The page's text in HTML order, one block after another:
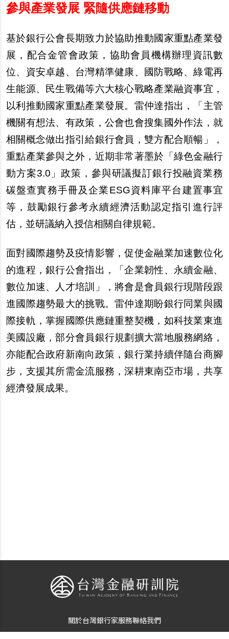
參與產業發展 緊隨供應鏈移動
基於銀行公會長期致力於協助推動國家重點產業發
展，配合金管會政策，協助會員機構辦理資訊數
位、資安卓越、台灣精準健康、國防戰略、綠電再
生能源、民生戰備等六大核心戰略產業融資事宜，
以利推動國家重點產業發展。雷仲達指出，「主管
機關有想法、有政策，公會也會搜集國外作法，就
相關概念做出指引給銀行會員，雙方配合順暢」，
重點產業參與之外，近期非常著墨於「綠色金融行
動方案3.0」政策，參與研議擬訂銀行投融資業務
碳盤查實務手冊及企業ESG資料庫平台建置事宜
等，鼓勵銀行參考永續經濟活動認定指引進行評
估，並研議納入授信相關自律規範。
面對國際趨勢及疫情影響，促使金融業加速數位化
的進程，銀行公會指出，「企業韌性、永續金融、
數位加速、人才培訓」，將會是會員銀行現階段跟
進國際趨勢最大的挑戰。雷仲達期盼銀行同業與國
際接軌，掌握國際供應鏈重整契機，如科技業東進
美國設廠，部分會員銀行規劃擴大當地服務網絡，
亦能配合政府新南向政策，銀行業持續伴隨台商腳
步，支援其所需金流服務，深耕東南亞市場，共享
經濟發展成果。
關於台灣銀行家服務聯絡我們